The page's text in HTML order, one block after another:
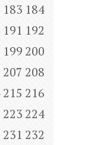
183 184
191 192
199 200
207 208
215 216
223 224
231 232